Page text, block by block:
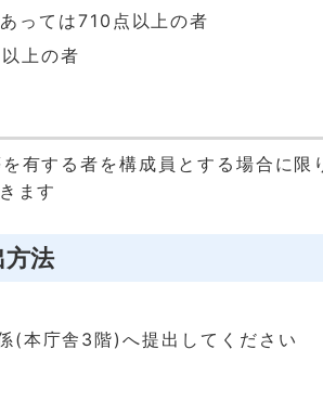
っては710点以上の者
上の者
有する者を構成員とする場合に限
ます
方法
(本庁舎3階)へ提出してください